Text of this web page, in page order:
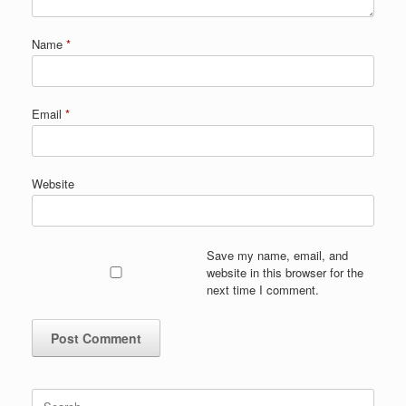
Name *
Email *
Website
Save my name, email, and
website in this browser for the
next time I comment.
Search